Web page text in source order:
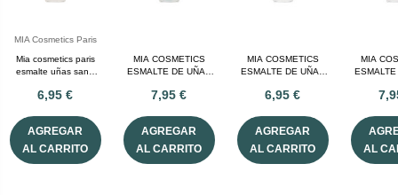
MIA Cosmetics Paris
Mia cosmetics paris
esmalte uñas sand
6,95 €
AGREGAR
AL CARRITO
MIA COSMETICS
ESMALTE DE UÑAS
7,95 €
AGREGAR
AL CARRITO
MIA COSMETICS
ESMALTE DE UÑAS
6,95 €
AGREGAR
AL CARRITO
MIA
AL